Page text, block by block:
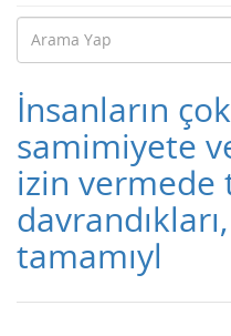
İnsanların
samimiyete
izin
tamamıyl